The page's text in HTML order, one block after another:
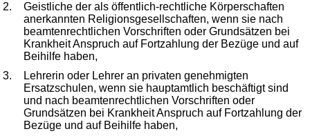
2.
Geistliche der als öffentlich-rechtliche Körperschaften
anerkannten Religionsgesellschaften, wenn sie nach
beamtenrechtlichen Vorschriften oder Grundsätzen bei
Krankheit Anspruch auf Fortzahlung der Bezüge und auf
Beihilfe haben,
3.
Lehrerin oder Lehrer an privaten genehmigten
Ersatzschulen, wenn sie hauptamtlich beschäftigt sind
und nach beamtenrechtlichen Vorschriften oder
Grundsätzen bei Krankheit Anspruch auf Fortzahlung der
Bezüge und auf Beihilfe haben,